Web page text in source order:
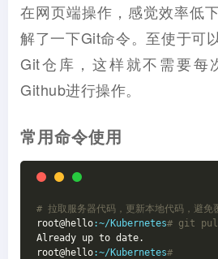
在网页端操作，感觉效率低
解了一下Git命令。至使于可
Git仓库，这样就不需要每
Github进行操作。
常用命令使用
# 拉取服务器代码，更新本地代码，避免
root@hello:~/Kubernetes# git
Already up to date.
root@hello:~/Kubernetes#